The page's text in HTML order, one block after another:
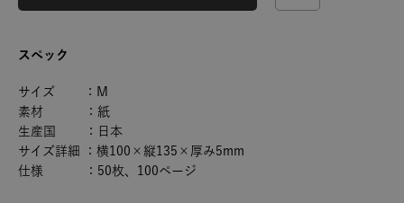
スペック
サイズ ：M
素材 ：紙
生産国 ：日本
サイズ詳細 ：横100×縦135×厚み5mm
仕様 ：50枚、100ページ